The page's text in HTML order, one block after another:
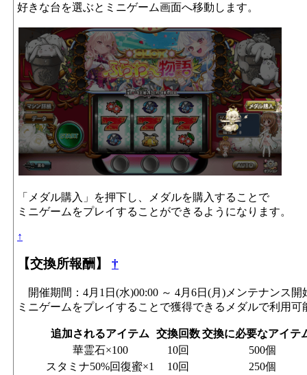
好きな台を選ぶとミニゲーム画面へ移動します。
「メダル購入」を押下し、メダルを購入することで
ミニゲームをプレイすることができるようになります。
↑
【交換所報酬】 †
開催期間：4月1日(水)00:00 ～ 4月6日(月)メンテナンス開
ミニゲームをプレイすることで獲得できるメダルで利用
追加されるアイテム 交換回数交換に必要なアイテ
華霊石×100
10回
500個
スタミナ50%回復蜜×1
10回
250個